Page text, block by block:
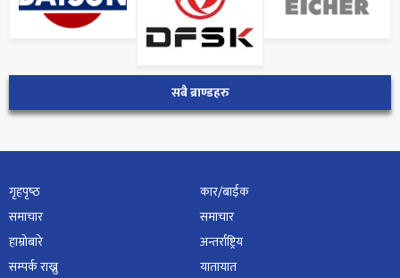
सबै ब्राण्डहरु
गृहपृष्‍ठ
समाचार
हाम्रोबारे
सम्पर्क राख्नु
कार/बाईक
समाचार
अन्तर्राष्ट्रिय
यातायात